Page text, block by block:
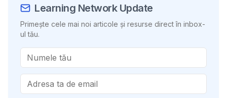
Learning Network Update
Primește cele mai noi articole și resurse direct în inbox-
ul tău.